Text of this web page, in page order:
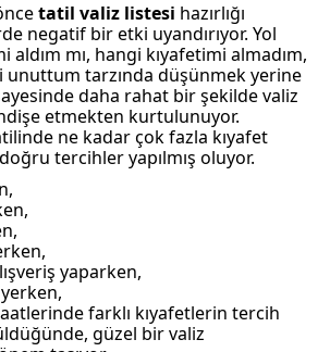
tatil valiz listesi hazırlığı
negatif bir etki uyandırıyor. Yol
aldım mı, hangi kıyafetimi almadım,
unuttum tarzında düşünmek yerine
daha rahat bir şekilde valiz
etmekten kurtulunuyor.
ne kadar çok fazla kıyafet
tercihler yapılmış oluyor.
yaparken,
farklı kıyafetlerin tercih
güzel bir valiz